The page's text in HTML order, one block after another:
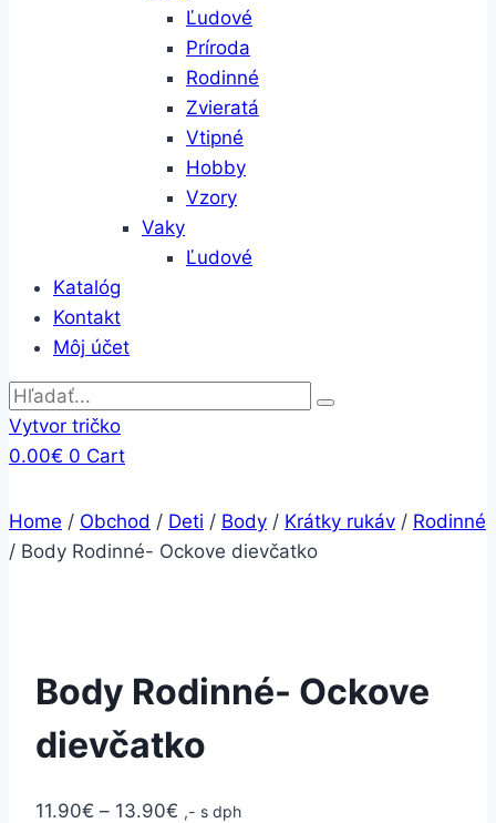
Ľudové
Príroda
Rodinné
Zvieratá
Vtipné
Hobby
Vzory
Vaky
Ľudové
Katalóg
Kontakt
Môj účet
Vytvor tričko
0.00€ 0 Cart
Home / Obchod / Deti / Body / Krátky rukáv / Rodinné
/ Body Rodinné- Ockove dievčatko
Body Rodinné- Ockove
dievčatko
11.90€ – 13.90€ ,- s dph